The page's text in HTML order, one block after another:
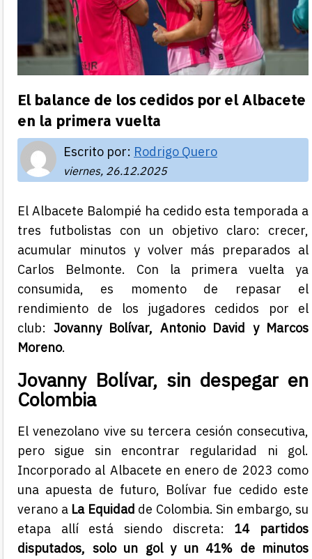
El balance de los cedidos por el Albacete
en la primera vuelta
Escrito por: Rodrigo Quero
viernes, 26.12.2025
El Albacete Balompié ha cedido esta temporada a
tres futbolistas con un objetivo claro: crecer,
acumular minutos y volver más preparados al
Carlos Belmonte. Con la primera vuelta ya
consumida, es momento de repasar el
rendimiento de los jugadores cedidos por el
club: Jovanny Bolívar, Antonio David y Marcos
Moreno.
Jovanny Bolívar, sin despegar en
Colombia
El venezolano vive su tercera cesión consecutiva,
pero sigue sin encontrar regularidad ni gol.
Incorporado al Albacete en enero de 2023 como
una apuesta de futuro, Bolívar fue cedido este
verano a La Equidad de Colombia. Sin embargo, su
etapa allí está siendo discreta: 14 partidos
disputados, solo un gol y un 41% de minutos